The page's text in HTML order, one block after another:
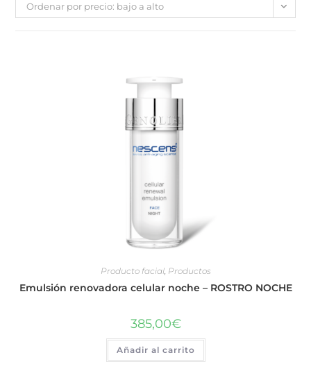
Ordenar por precio: bajo a alto
Producto facial, Productos
Emulsión renovadora celular noche – ROSTRO NOCHE
385,00€
Añadir al carrito